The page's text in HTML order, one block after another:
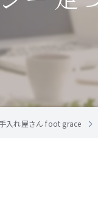
入れ屋さん foot grace